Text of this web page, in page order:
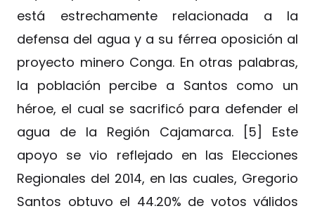
está estrechamente relacionada a la
defensa del agua y a su férrea oposición al
proyecto minero Conga. En otras palabras,
la población percibe a Santos como un
héroe, el cual se sacrificó para defender el
agua de la Región Cajamarca. [5] Este
apoyo se vio reflejado en las Elecciones
Regionales del 2014, en las cuales, Gregorio
Santos obtuvo el 44.20% de votos válidos